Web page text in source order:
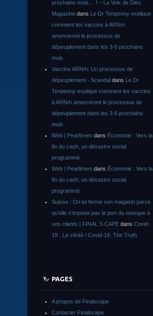
prochains mois… ! – La Voix de Dieu
Magazine dans Le Dr Tenpenny explique
comment les vaccins à ARNm
amorceront le processus de
dépeuplement dans les 3-6 prochains
mois
Vaccins ARNm: Un processus de
dépeuplement - Scandal dans Le Dr
Tenpenny explique comment les vaccins
à ARNm amorceront le processus de
dépeuplement dans les 3-6 prochains
mois
Web | Pearltrees dans Économie : Vers la
fin du cash, un désastre social
programmé
Web | Pearltrees dans Économie : Vers la
fin du cash, un désastre social
programmé
Suisse : On lui ferme son magasin parce
qu’elle n’impose pas le port du masque à
ses clients | FINAL S CAPE dans Covid-
19 : La vérité / Covid-19: The Truth
PAGES
A propos de Finalscape
Contacter Finalscape